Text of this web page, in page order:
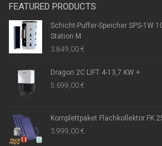
FEATURED PRODUCTS
Schicht-Puffer-Speicher SPS-1W
Station M
3.849,00 €
Dragon 2C LIFT 4-13,7 KW +
5.699,00 €
Komplettpaket Flachkollektor FK
3.999,00 €